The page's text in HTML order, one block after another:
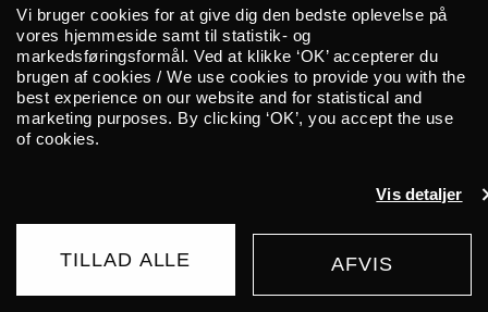
Vi bruger cookies for at give dig den bedste oplevelse på
vores hjemmeside samt til statistik- og
markedsføringsformål. Ved at klikke ‘OK’ accepterer du
brugen af cookies / We use cookies to provide you with the
best experience on our website and for statistical and
marketing purposes. By clicking ‘OK’, you accept the use
of cookies.
Vis detaljer
TILLAD ALLE AFVIS
UDSOLGT
Med et massivt lydbad af dybe
inviterer Abul Mogard til fordybelse,
der føles både jordisk og kosmisk.
Den italienske musiker er en ener